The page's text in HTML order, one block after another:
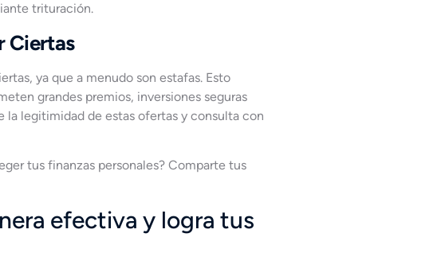
trituración.
Ciertas
ya que a menudo son estafas. Esto
grandes premios, inversiones seguras
legitimidad de estas ofertas y consulta con
tus finanzas personales? Comparte tus
efectiva y logra tus